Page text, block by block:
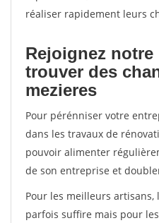
réaliser rapidement leurs
Rejoignez notre
trouver des
mezieres
Pour pérénniser votre
dans les travaux de
pouvoir alimenter
de son entreprise et
Pour les meilleurs
parfois suffire mais pour